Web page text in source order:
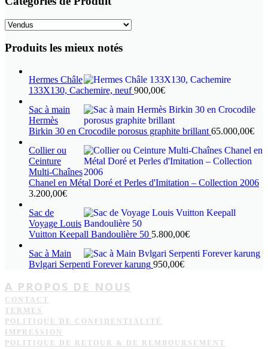
Produits les mieux notés
Hermes Châle
133X130, Cachemire, neuf 900,00€
Sac à main
Hermès
Birkin 30 en Crocodile porosus graphite brillant 65.000,00€
Collier ou
Ceinture
Multi-Chaînes
Chanel en Métal Doré et Perles d'Imitation – Collection 2006
3.200,00€
Sac de
Voyage Louis
Vuitton Keepall Bandoulière 50 5.800,00€
Sac à Main
Bvlgari Serpenti Forever karung 950,00€
A PROPOS DE NOUS
CONTACT
TERMES
POLITIQUE DE CONFIDENTIALITÉ
IMPRESSION
POLITIQUE DE RETOUR & DE REMBOURSEMENT